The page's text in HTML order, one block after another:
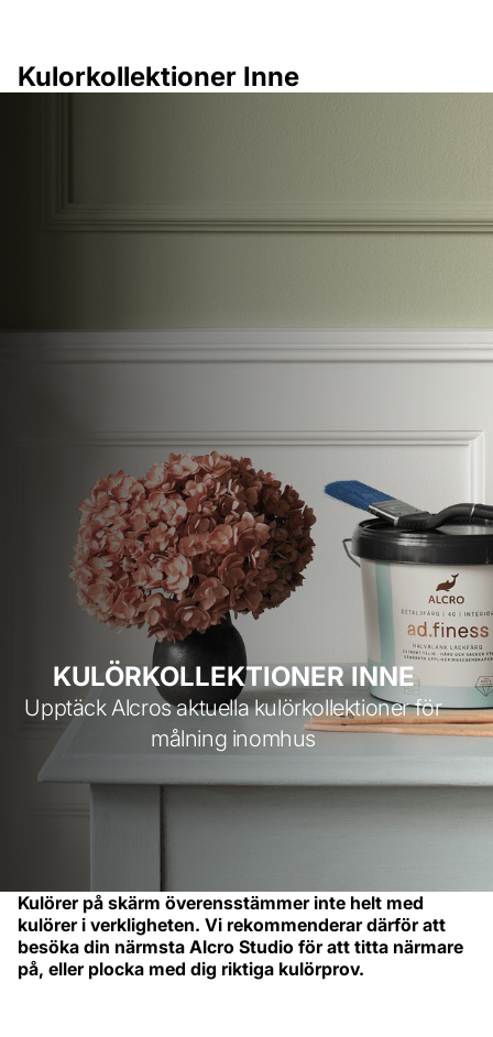
Kulorkollektioner Inne
KULÖRKOLLEKTIONER INNE
Upptäck Alcros aktuella kulörkollektioner för
målning inomhus
Kulörer på skärm överensstämmer inte helt med
kulörer i verkligheten. Vi rekommenderar därför att
besöka din närmsta Alcro Studio för att titta närmare
på, eller plocka med dig riktiga kulörprov.